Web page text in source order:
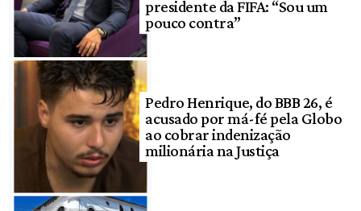
presidente da FIFA: “Sou um
pouco contra”
Pedro Henrique, do BBB 26, é
acusado por má-fé pela Globo
ao cobrar indenização
milionária na Justiça